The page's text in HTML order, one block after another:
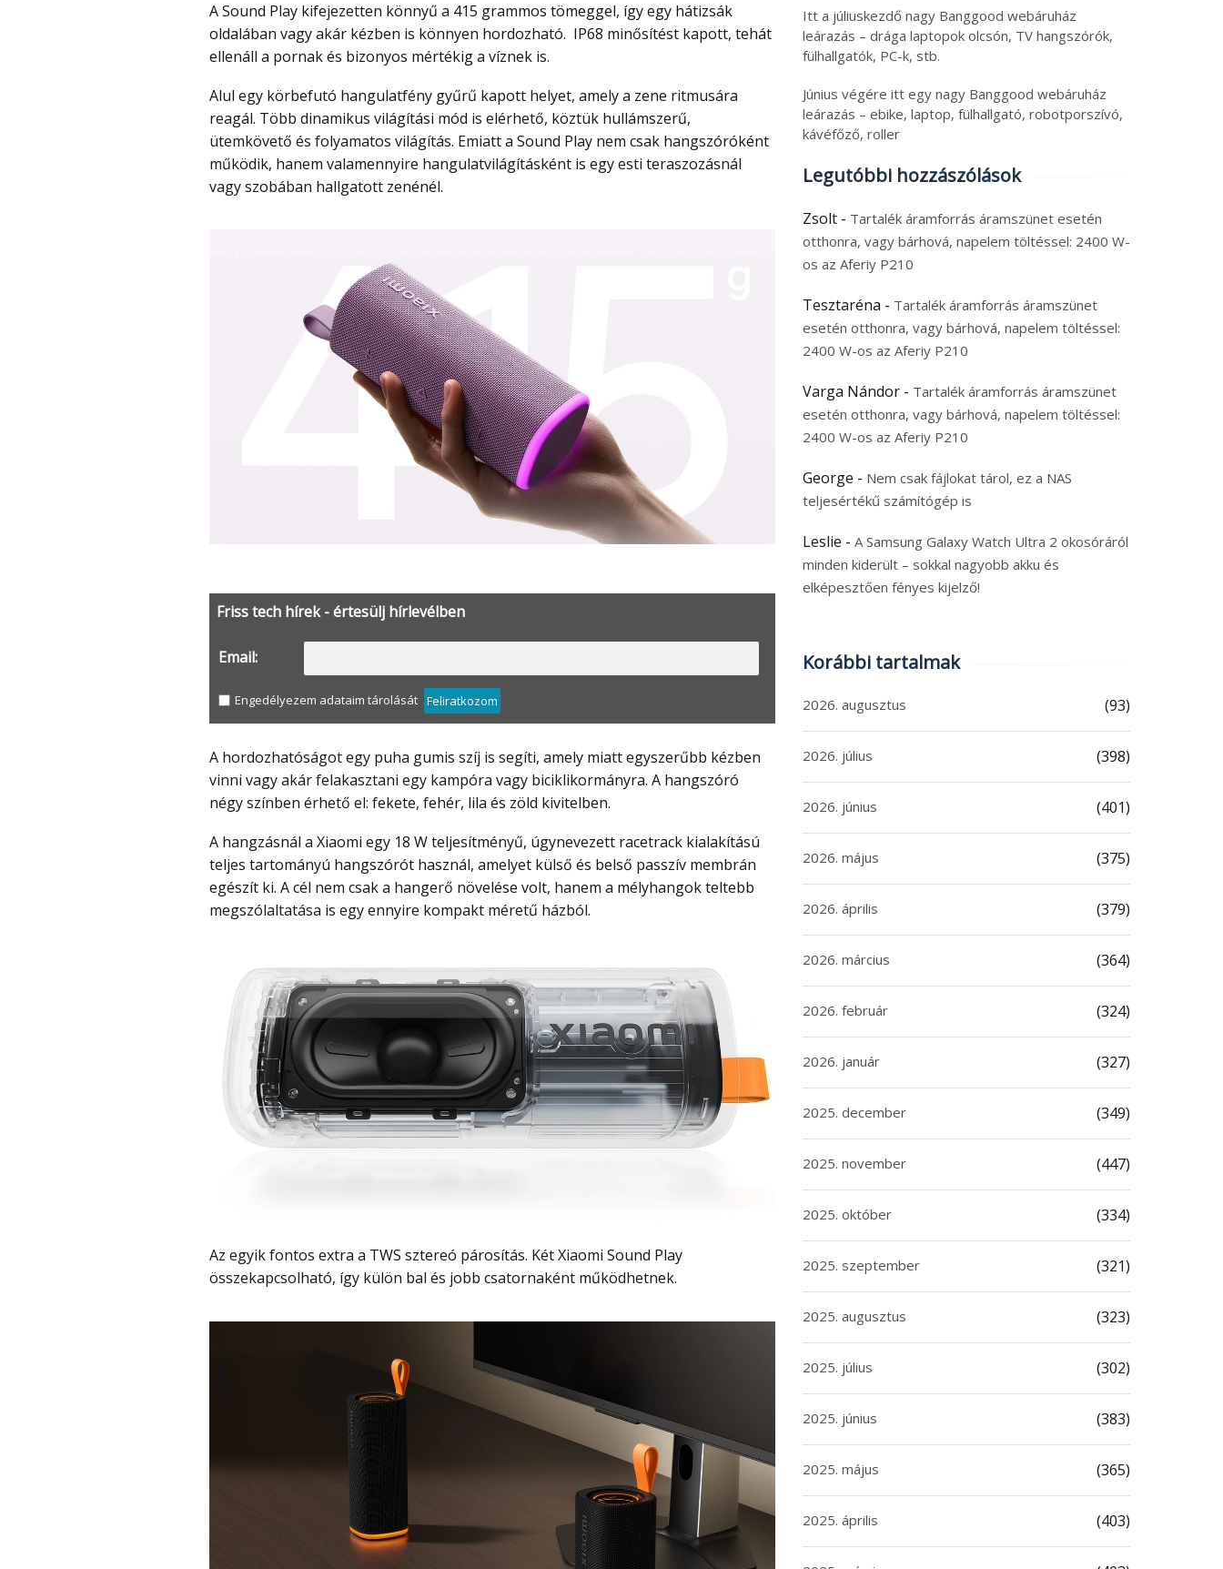
A Sound Play kifejezetten könnyű a 415 grammos tömeggel, így egy hátizsák
oldalában vagy akár kézben is könnyen hordozható. IP68 minősítést kapott, tehát
ellenáll a pornak és bizonyos mértékig a víznek is.
Alul egy körbefutó hangulatfény gyűrű kapott helyet, amely a zene ritmusára
reagál. Több dinamikus világítási mód is elérhető, köztük hullámszerű,
ütemkövető és folyamatos világítás. Emiatt a Sound Play nem csak hangszóróként
működik, hanem valamennyire hangulatvilágításként is egy esti teraszozásnál
vagy szobában hallgatott zenénél.
Friss tech hírek - értesülj hírlevélben
Email:
Engedélyezem adataim tárolását Feliratkozom
A hordozhatóságot egy puha gumis szíj is segíti, amely miatt egyszerűbb kézben
vinni vagy akár felakasztani egy kampóra vagy biciklikormányra. A hangszóró
négy színben érhető el: fekete, fehér, lila és zöld kivitelben.
A hangzásnál a Xiaomi egy 18 W teljesítményű, úgynevezett racetrack kialakítású
teljes tartományú hangszórót használ, amelyet külső és belső passzív membrán
egészít ki. A cél nem csak a hangerő növelése volt, hanem a mélyhangok teltebb
megszólaltatása is egy ennyire kompakt méretű házból.
Az egyik fontos extra a TWS sztereó párosítás. Két Xiaomi Sound Play
összekapcsolható, így külön bal és jobb csatornaként működhetnek.
Itt a júliuskezdő nagy Banggood webáruház
leárazás – drága laptopok olcsón, TV hangszórók,
fülhallgatók, PC-k, stb.
Június végére itt egy nagy Banggood webáruház
leárazás – ebike, laptop, fülhallgató, robotporszívó,
kávéfőző, roller
Legutóbbi hozzászólások
Zsolt - Tartalék áramforrás áramszünet esetén
otthonra, vagy bárhová, napelem töltéssel: 2400 W-
os az Aferiy P210
Tesztaréna - Tartalék áramforrás áramszünet
esetén otthonra, vagy bárhová, napelem töltéssel:
2400 W-os az Aferiy P210
Varga Nándor - Tartalék áramforrás áramszünet
esetén otthonra, vagy bárhová, napelem töltéssel:
2400 W-os az Aferiy P210
George - Nem csak fájlokat tárol, ez a NAS
teljesértékű számítógép is
Leslie - A Samsung Galaxy Watch Ultra 2 okosóráról
minden kiderült – sokkal nagyobb akku és
elképesztően fényes kijelző!
Korábbi tartalmak
2026. augusztus (93)
2026. július (398)
2026. június (401)
2026. május (375)
2026. április (379)
2026. március (364)
2026. február (324)
2026. január (327)
2025. december (349)
2025. november (447)
2025. október (334)
2025. szeptember (321)
2025. augusztus (323)
2025. július (302)
2025. június (383)
2025. május (365)
2025. április (403)